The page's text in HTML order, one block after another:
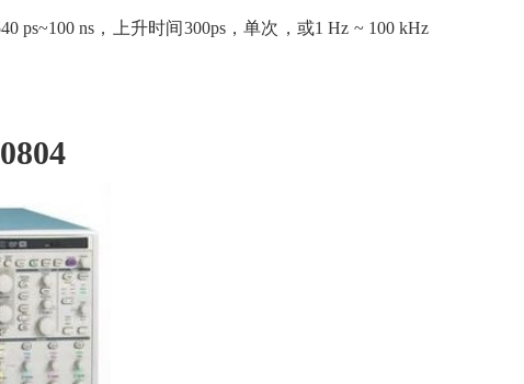
ps~100 ns，上升时间300ps，单次，或1 Hz ~ 100 kHz